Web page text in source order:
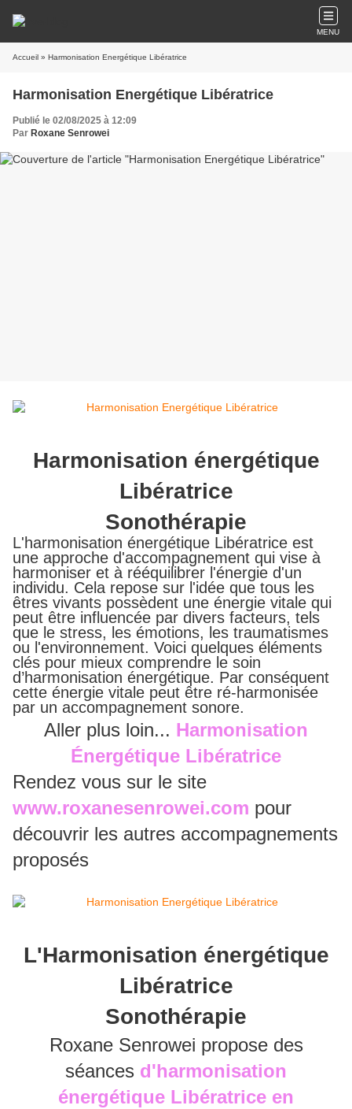
MENU
Accueil » Harmonisation Energétique Libératrice
Harmonisation Energétique Libératrice
Publié le 02/08/2025 à 12:09
Par Roxane Senrowei
Harmonisation énergétique
Libératrice
Sonothérapie
L'harmonisation énergétique Libératrice est
une approche d'accompagnement qui vise à
harmoniser et à rééquilibrer l'énergie d'un
individu. Cela repose sur l'idée que tous les
êtres vivants possèdent une énergie vitale qui
peut être influencée par divers facteurs, tels
que le stress, les émotions, les traumatismes
ou l'environnement. Voici quelques éléments
clés pour mieux comprendre le soin
d’harmonisation énergétique. Par conséquent
cette énergie vitale peut être ré-harmonisée
par un accompagnement sonore.
Aller plus loin... Harmonisation
Énergétique Libératrice
Rendez vous sur le site
www.roxanesenrowei.com pour
découvrir les autres accompagnements
proposés
L'Harmonisation énergétique
Libératrice
Sonothérapie
Roxane Senrowei propose des
séances d'harmonisation
énergétique Libératrice en